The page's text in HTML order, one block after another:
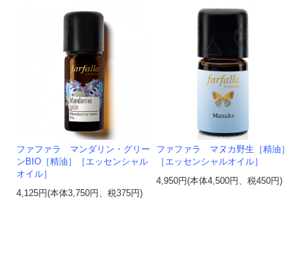
ファファラ マンダリン・グリー
ンBIO［精油］［エッセンシャル
オイル］
4,125円(本体3,750円、税375円)
ファファラ マヌカ野生［精油］
［エッセンシャルオイル］
4,950円(本体4,500円、税450円)